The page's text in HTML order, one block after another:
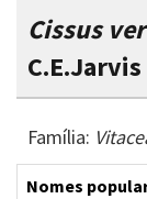
Cissus
C.E.Jarvis
Família:
Nomes